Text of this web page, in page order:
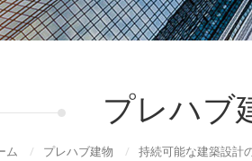
プレハブ
ム / プレハブ建物 / 持続可能な建築設計